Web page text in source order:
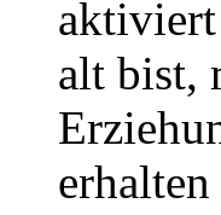
aktiviert
alt bist,